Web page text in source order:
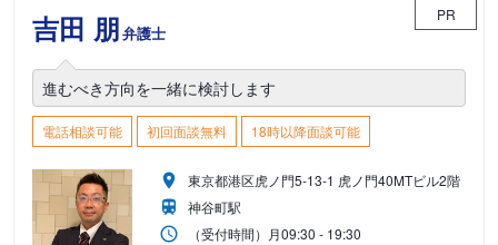
吉田 朋弁護士
PR
進むべき方向を一緒に検討します
電話相談可能 初回面談無料 18時以降面談可能
東京都港区虎ノ門5-13-1 虎ノ門40MTビル2階
神谷町駅
（受付時間） 月09:30 - 19:30